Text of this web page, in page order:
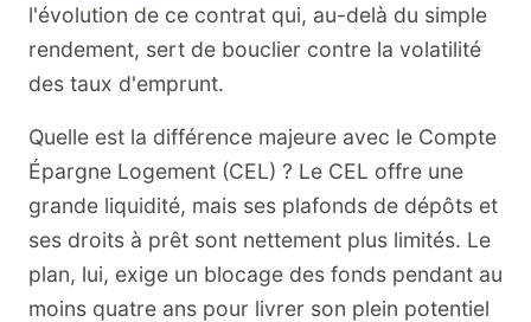
l'évolution de ce contrat qui, au-delà du simple
rendement, sert de bouclier contre la volatilité
des taux d'emprunt.
Quelle est la différence majeure avec le Compte
Épargne Logement (CEL) ? Le CEL offre une
grande liquidité, mais ses plafonds de dépôts et
ses droits à prêt sont nettement plus limités. Le
plan, lui, exige un blocage des fonds pendant au
moins quatre ans pour livrer son plein potentiel